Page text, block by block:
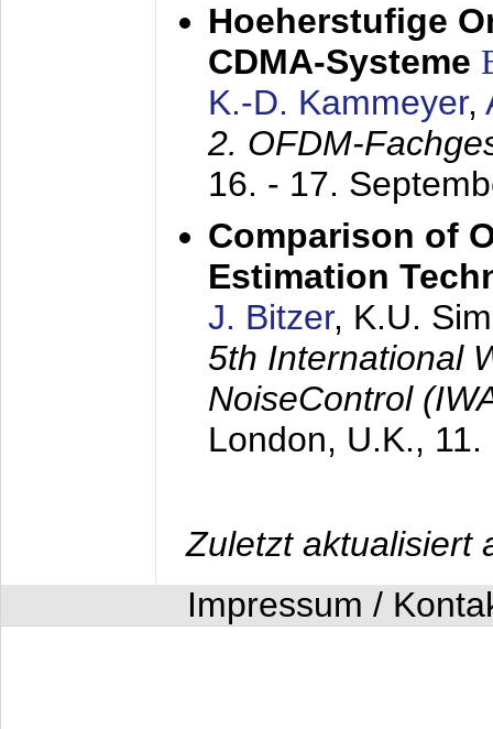
Hoeherstufige
CDMA-Systeme
K.-D. Kammeyer,
2. OFDM-
16. - 17.
Comparison of
Estimation
J. Bitzer, K.U.
5th International
NoiseControl
London, U.K.,
Zuletzt aktualisiert
Impressum /